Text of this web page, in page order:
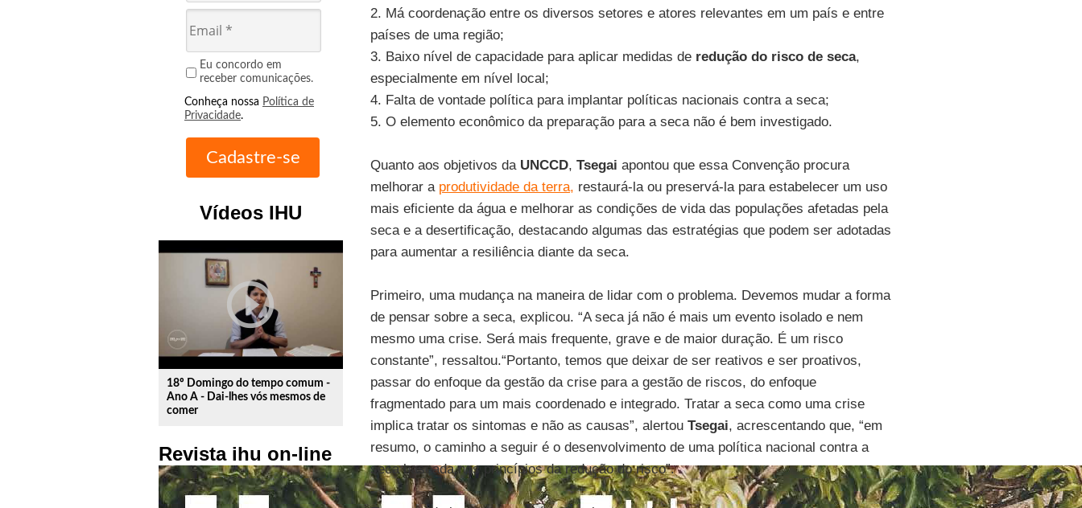
Eu concordo em
receber comunicações.
Conheça nossa Política de
Privacidade.
Vídeos IHU
play_circle_outline
18º Domingo do tempo comum -
Ano A - Dai-lhes vós mesmos de
comer
Revista ihu on-line
2. Má coordenação entre os diversos setores e atores relevantes em um país e entre
países de uma região;
3. Baixo nível de capacidade para aplicar medidas de redução do risco de seca,
especialmente em nível local;
4. Falta de vontade política para implantar políticas nacionais contra a seca;
5. O elemento econômico da preparação para a seca não é bem investigado.
Quanto aos objetivos da UNCCD, Tsegai apontou que essa Convenção procura
melhorar a produtividade da terra, restaurá-la ou preservá-la para estabelecer um uso
mais eficiente da água e melhorar as condições de vida das populações afetadas pela
seca e a desertificação, destacando algumas das estratégias que podem ser adotadas
para aumentar a resiliência diante da seca.
Primeiro, uma mudança na maneira de lidar com o problema. Devemos mudar a forma
de pensar sobre a seca, explicou. “A seca já não é mais um evento isolado e nem
mesmo uma crise. Será mais frequente, grave e de maior duração. É um risco
constante”, ressaltou.“Portanto, temos que deixar de ser reativos e ser proativos,
passar do enfoque da gestão da crise para a gestão de riscos, do enfoque
fragmentado para um mais coordenado e integrado. Tratar a seca como uma crise
implica tratar os sintomas e não as causas”, alertou Tsegai, acrescentando que, “em
resumo, o caminho a seguir é o desenvolvimento de uma política nacional contra a
seca baseada nos princípios da redução do risco”.